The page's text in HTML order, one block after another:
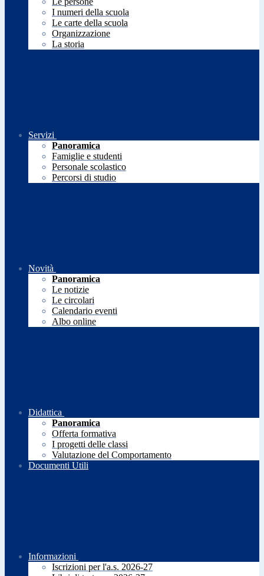
I numeri della scuola
Le carte della scuola
Organizzazione
La storia
Servizi
Panoramica
Famiglie e studenti
Personale scolastico
Percorsi di studio
Novità
Panoramica
Le notizie
Le circolari
Calendario eventi
Albo online
Didattica
Panoramica
Offerta formativa
I progetti delle classi
Valutazione del Comportamento
Documenti Utili
Informazioni
Iscrizioni per l'a.s. 2026-27